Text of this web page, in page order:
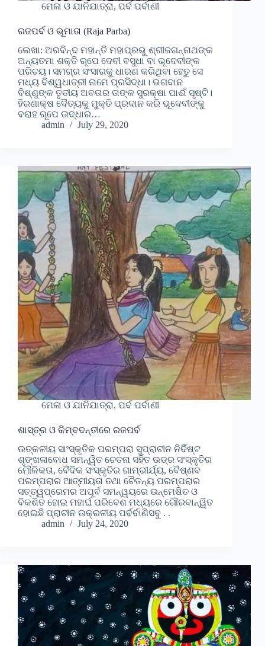
ମେଳା ଓ ଯାନିଯାତ୍ରା, ପର୍ବ ପର୍ବାଣୀ
ରଜପର୍ବ ଓ ଭୂମାତା (Raja Parba)
ଲେଖା: ଅରବିନ୍ଦ ମହାନ୍ତି ମହାପ୍ରଭୁ ଶ୍ରୀଜଗନ୍ନାଥଙ୍କ
ଅନ୍ୟତମା ଶକ୍ତି ରୂପେ ଦେବୀ ବସୁଧା ବା ଭୂଦେବୀଙ୍କ
ପରିଚୟ। ସମଗ୍ର ସଂସାରକୁ ଧାରଣ କରିଥିବା ହେତୁ ସେ
ମଧ୍ୟ ବିଶ୍ୱଧାତ୍ରୀ ନାମେ ପ୍ରସିଦ୍ଧା। ଭଗବାନ
ବିଷ୍ଣୁଙ୍କ ତୃତୀୟ ଅବତାର ତାଙ୍କ ସୁରକ୍ଷା ପାଈଁ ସୃଷ୍ଟି।
ହିରଣାକ୍ଷ ଦୈତ୍ୟକୁ ମୁକ୍ତି ପ୍ରଦାନ କରି ଭୂଦେବୀଙ୍କୁ
ବରାହ ରୂପେ ଉଦ୍ଧାର…
admin
July 29, 2020
ମେଳା ଓ ଯାନିଯାତ୍ରା, ପର୍ବ ପର୍ବାଣୀ
ଶାସ୍ତ୍ର ଓ କିମ୍ବଦନ୍ତୀରେ ରଜପର୍ବ
ଉତ୍କଳୀୟ ସାଂସ୍କୃତିକ ପରମ୍ପରା ସୁପ୍ରାଚୀନ ନିର୍ଦିଷ୍ଟ
ଶୃଙ୍ଖଳାବୋଧ ସମନ୍ୱିତ ଚେତନା ସହିତ ଉଡ୍ର ସଂସ୍କୃତିର
ମୌଳିକତା, ବୈଦିକ ସଂସ୍କୃତିର ଗାମ୍ଭୀର୍ଯ୍ୟ, ବୈଷ୍ଣବ
ପରମ୍ପରାର ଆତ୍ମୀୟତା ତଥା ଚୈତନ୍ୟ ପରମ୍ପରାର
ସତ୍ତ୍ୱପ୍ରେମର ଅପୂର୍ବ ସମନ୍ୱୟରେ ଉନ୍ମେଷିତ ଓ
ବିକଶିତ ହୋଇ ମହାର୍ଘ ପରିବେଶ ମଧ୍ୟରେ ଗୌରବାନ୍ୱିତ
ହୋଇଛି ପ୍ରାଚୀନ ଉକ୍ରଳୀୟ ପର୍ବର୍ବାଣିସବୁ . .
admin
July 24, 2020